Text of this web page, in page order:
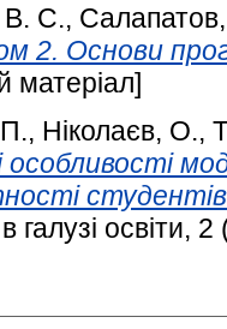
В. С.,
2. Основи
матеріал]
, Ніколаєв, О.,
студентів
галузі освіти,